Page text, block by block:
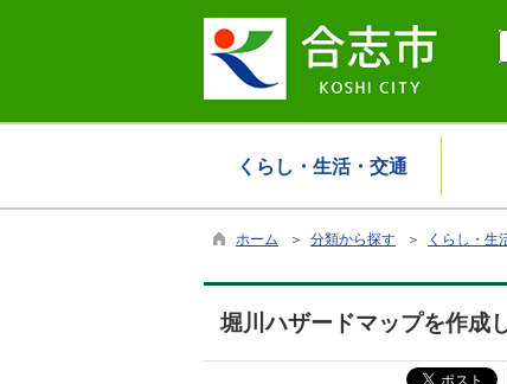
くらし・生活・交通
ホーム ＞ 分類から探す ＞ くらし・生
堀川ハザードマップを作成